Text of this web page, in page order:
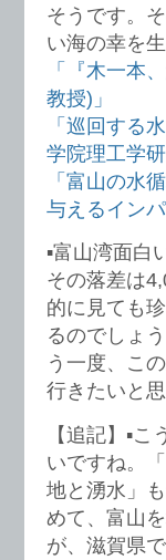
そうです。
い海の幸を
「『木一本
教授)」
「巡回する
学院理工学
「富山の水
与えるイン
▪️富山湾面白
その落差は
的に見ても
るのでしょ
う一度、こ
行きたいと思
【追記】▪️
いですね。
地と湧水」
めて、富山
が、滋賀県